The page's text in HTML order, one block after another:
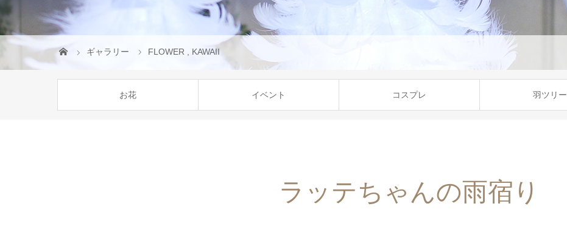
ギャラリー FLOWER KAWAII
お花 イベント コスプレ 羽ツリー
ラッテちゃんの雨宿り